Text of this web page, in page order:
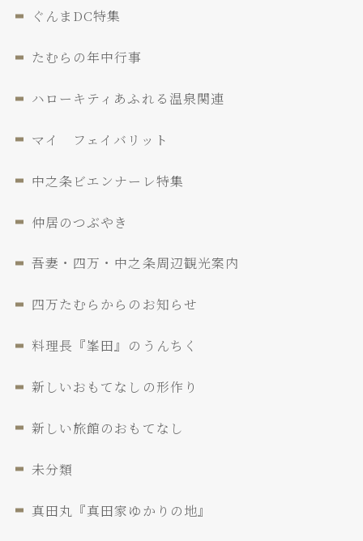
ぐんまDC特集
たむらの年中行事
ハローキティあふれる温泉関連
マイ フェイバリット
中之条ビエンナーレ特集
仲居のつぶやき
吾妻・四万・中之条周辺観光案内
四万たむらからのお知らせ
料理長『峯田』のうんちく
新しいおもてなしの形作り
新しい旅館のおもてなし
未分類
真田丸『真田家ゆかりの地』